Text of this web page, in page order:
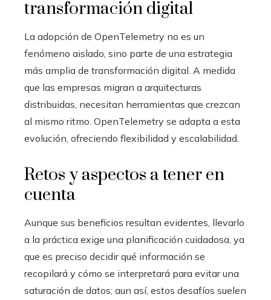
transformación digital
La adopción de OpenTelemetry no es un
fenómeno aislado, sino parte de una estrategia
más amplia de transformación digital. A medida
que las empresas migran a arquitecturas
distribuidas, necesitan herramientas que crezcan
al mismo ritmo. OpenTelemetry se adapta a esta
evolución, ofreciendo flexibilidad y escalabilidad.
Retos y aspectos a tener en
cuenta
Aunque sus beneficios resultan evidentes, llevarlo
a la práctica exige una planificación cuidadosa, ya
que es preciso decidir qué información se
recopilará y cómo se interpretará para evitar una
saturación de datos; aun así, estos desafíos suelen